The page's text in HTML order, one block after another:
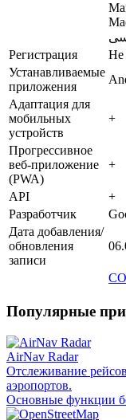
Регистрация
Не
Устанавливаемые
приложения
Адаптация для
мобильных
устройств
+
Прогрессивное
веб-приложение
(PWA)
+
API
+
Разработчик
Дата добавления/
обновления
записи
Популярные
AirNav Radar
Отслеживание
аэропортов.
Основные функции